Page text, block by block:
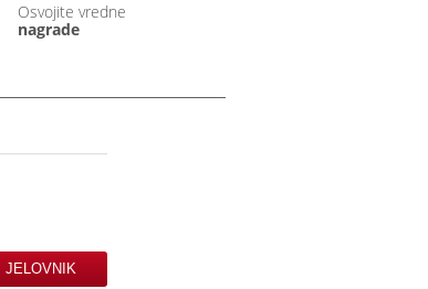
Osvojite vredne
nagrade
JELOVNIK